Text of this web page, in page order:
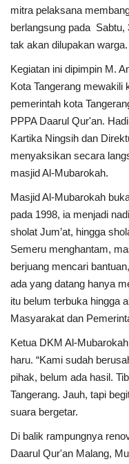
mitra pelaksana
berlangsung pada Sabtu,
tak akan dilupakan warga.
Kegiatan ini dipimpin M.
Kota Tangerang
pemerintah kota
PPPA Daarul Qur'an.
Kartika Ningsih dan
menyaksikan secara
masjid Al-Mubarokah.
Masjid Al-Mubarokah
pada 1998, ia menjadi
sholat Jum’at, hingga
Semeru menghantam,
berjuang mencari
ada yang datang hanya
itu belum terbuka hingga
Masyarakat dan
Ketua DKM Al-
haru. “Kami sudah
pihak, belum ada hasil.
Tangerang. Jauh, tapi
suara bergetar.
Di balik rampungnya
Daarul Qur'an Malang,